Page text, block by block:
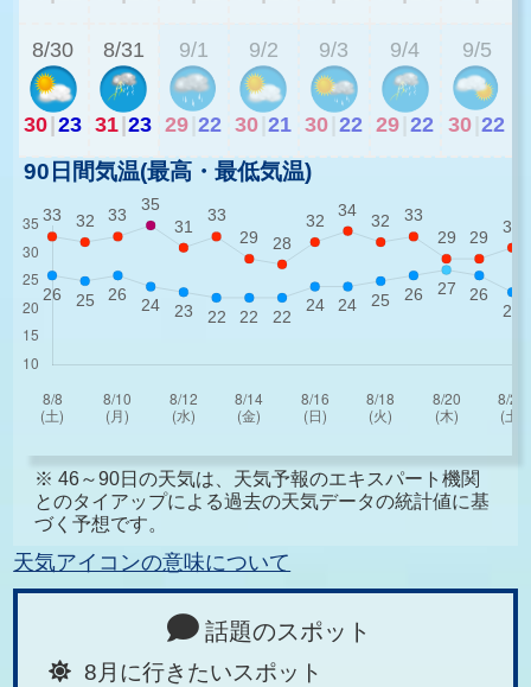
8/30
30|23
8/31
31|23
9/1
29 22
9/2
30 21
9/3
30 22
9/4
29 22
9/5
30 22
90日間気温(最高・最低気温)
※ 46～90日の天気は、天気予報のエキスパート機関
とのタイアップによる過去の天気データの統計値に基
づく予想です。
天気アイコンの意味について
話題のスポット
8月に行きたいスポット